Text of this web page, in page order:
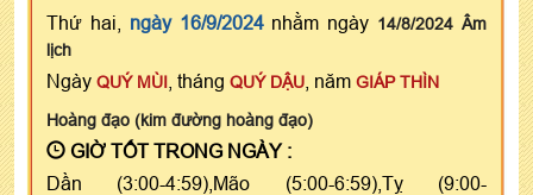
Thứ hai, ngày 16/9/2024nhằm ngày 14/8/2024 Âm
lịch
Ngày QUÝ MÙI , tháng QUÝ DẬU , năm GIÁP THÌN
Hoàng đạo (kim đường hoàng đạo)
GIỜ TỐT TRONG NGÀY :
Dần (3:00-4:59),Mão (5:00-6:59),Tỵ (9:00-